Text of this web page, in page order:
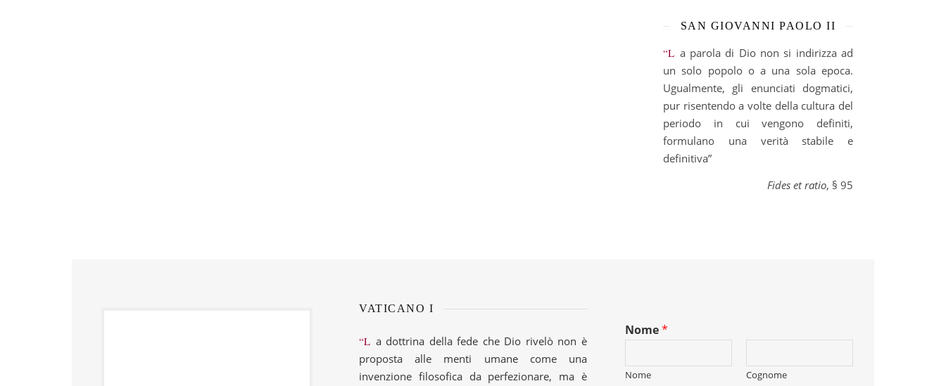
SAN GIOVANNI PAOLO II
“La parola di Dio non si indirizza ad
un solo popolo o a una sola epoca.
Ugualmente, gli enunciati dogmatici,
pur risentendo a volte della cultura del
periodo in cui vengono definiti,
formulano una verità stabile e
definitiva”
Fides et ratio, § 95
VATICANO I
“La dottrina della fede che Dio rivelò non è
proposta alle menti umane come una
invenzione filosofica da perfezionare, ma è
Nome*
Nome Cognome